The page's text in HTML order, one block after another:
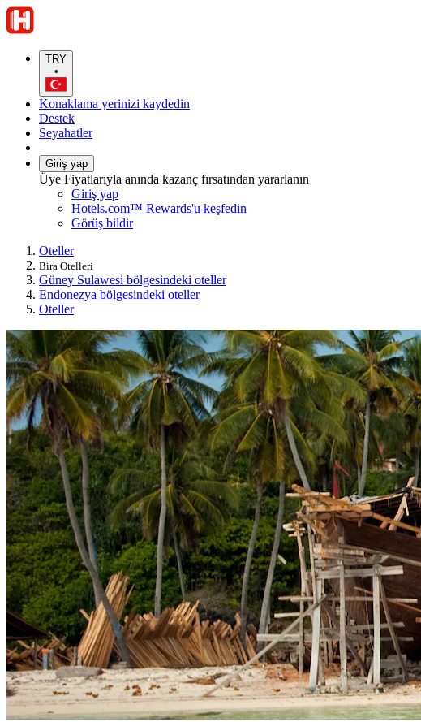
TRY
•
Konaklama yerinizi kaydedin
Destek
Seyahatler
Giriş yap
Üye Fiyatlarıyla anında kazanç fırsatından yararlanın
Giriş yap
Hotels.com™ Rewards'u keşfedin
Görüş bildir
Oteller
Bira Otelleri
Güney Sulawesi bölgesindeki oteller
Endonezya bölgesindeki oteller
Oteller